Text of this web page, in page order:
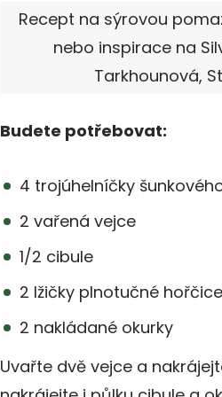
Recept na sýrovou
nebo inspirace na
Tarkhounová,
Budete potřebovat:
4 trojúhelníčky
2 vařená vejce
1/2 cibule
2 lžičky plnotučné hořčice
2 nakládané okurky
Uvařte dvě vejce a